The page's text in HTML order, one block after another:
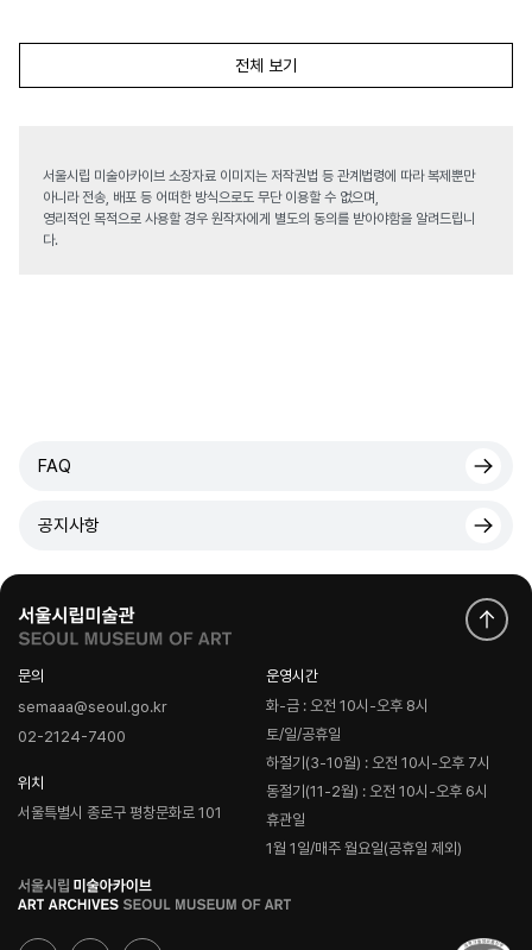
전체 보기
서울시립 미술아카이브 소장자료 이미지는 저작권법 등 관계법령에 따라 복제뿐만
아니라 전송, 배포 등 어떠한 방식으로도 무단 이용할 수 없으며,
영리적인 목적으로 사용할 경우 원작자에게 별도의 동의를 받아야함을 알려드립니
다.
FAQ
공지사항
문의
semaaa@seoul.go.kr
02-2124-7400
위치
서울특별시 종로구 평창문화로 101
운영시간
화-금 : 오전 10시-오후 8시
토/일/공휴일
하절기(3-10월) : 오전 10시-오후 7시
동절기(11-2월) : 오전 10시-오후 6시
휴관일
1월 1일/매주 월요일(공휴일 제외)
로
고